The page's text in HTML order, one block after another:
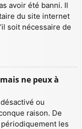
avoir été banni. Il
du site internet
soit nécessaire de
ne peux à
ou
raison. De
les